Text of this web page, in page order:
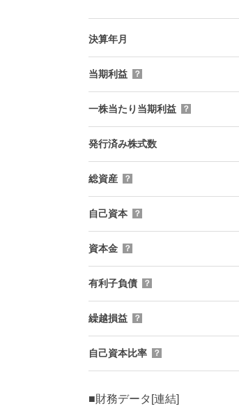
決算年月
当期利益 ？
一株当たり当期利益 ？
発行済み株式数
総資産 ？
自己資本 ？
資本金 ？
有利子負債 ？
繰越損益 ？
自己資本比率 ？
■財務データ[連結]